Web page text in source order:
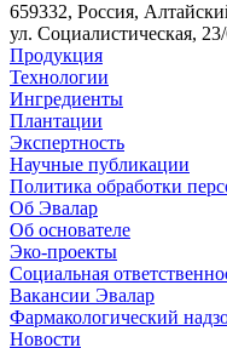
659332, Россия,
ул. Социалистическая,
Продукция
Технологии
Ингредиенты
Плантации
Экспертность
Научные публикации
Политика обработки
Об Эвалар
Об основателе
Эко-проекты
Социальная
Вакансии Эвалар
Фармакологический
Новости